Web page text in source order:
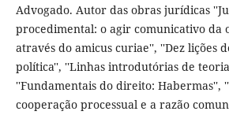
Advogado. Autor das obras jurídicas
procedimental: o agir comunicativo da
através do amicus curiae'', ''Dez lições
política'', ''Linhas introdutórias de
''Fundamentais do direito: Habermas'',
cooperação processual e a razão